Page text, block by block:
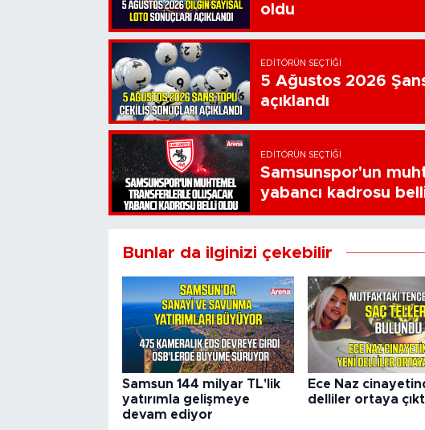
oldu
EDITÖRÜN SEÇTIĞI
5 Ağustos 2026
açıklandı
EDITÖRÜN SEÇTIĞI
Samsunspor'un
yabancı kadrosu
Bunlar da ilginizi çekebilir
Samsun 144 milyar TL'lik
yatırımla gelişmeye
devam ediyor
Ece Naz
delliler ortaya